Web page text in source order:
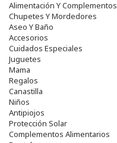
Alimentación Y Complementos
Chupetes Y Mordedores
Aseo Y Baño
Accesorios
Cuidados Especiales
Juguetes
Mama
Regalos
Canastilla
Niños
Antipiojos
Protección Solar
Complementos Alimentarios